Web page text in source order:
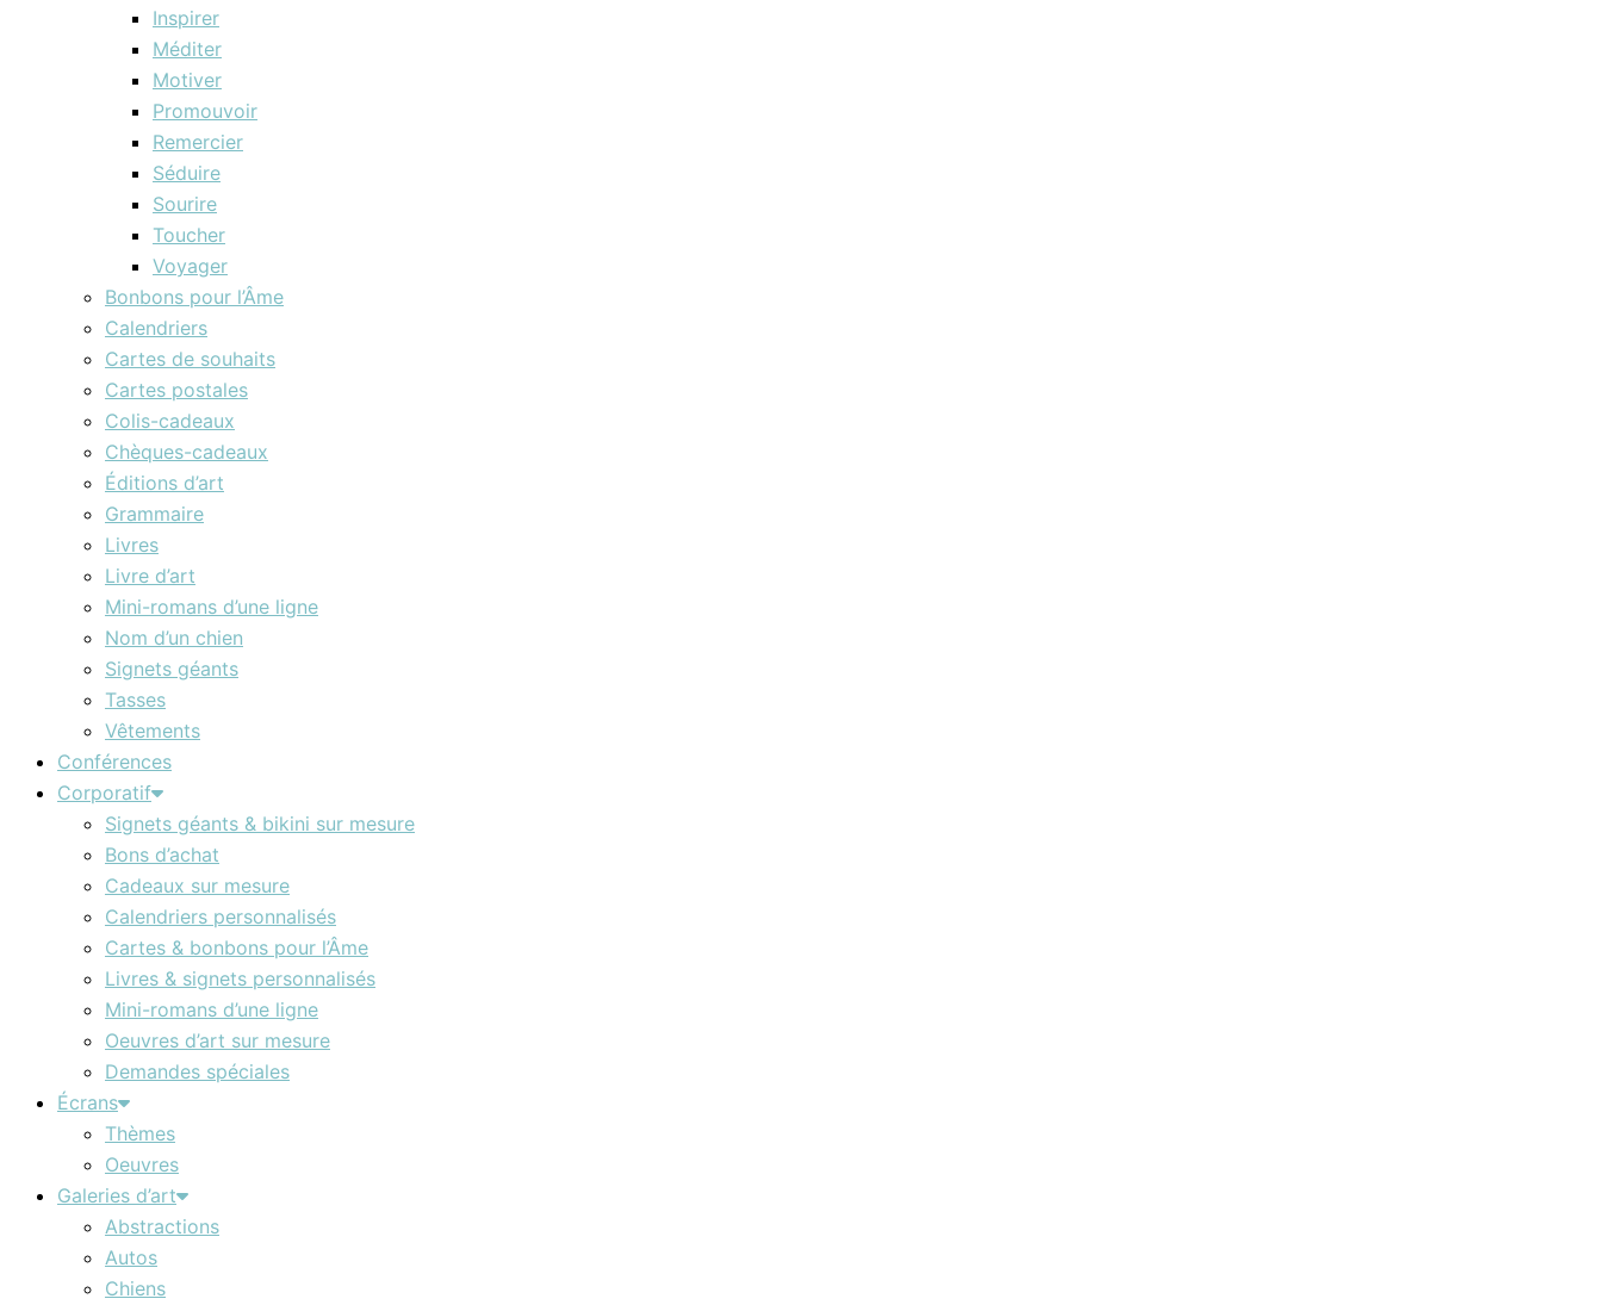
Inspirer
Méditer
Motiver
Promouvoir
Remercier
Séduire
Sourire
Toucher
Voyager
Bonbons pour l’Âme
Calendriers
Cartes de souhaits
Cartes postales
Colis-cadeaux
Chèques-cadeaux
Éditions d’art
Grammaire
Livres
Livre d’art
Mini-romans d’une ligne
Nom d’un chien
Signets géants
Tasses
Vêtements
Conférences
Corporatif
Signets géants & bikini sur mesure
Bons d’achat
Cadeaux sur mesure
Calendriers personnalisés
Cartes & bonbons pour l’Âme
Livres & signets personnalisés
Mini-romans d’une ligne
Oeuvres d’art sur mesure
Demandes spéciales
Écrans
Thèmes
Oeuvres
Galeries d’art
Abstractions
Autos
Chiens